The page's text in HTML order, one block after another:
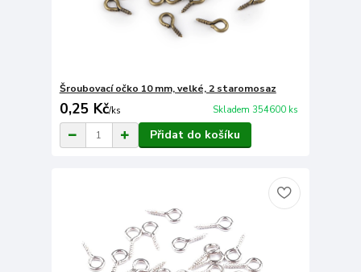
Šroubovací očko 10 mm, velké, 2 staromosaz
0,25 Kč/ks Skladem 354600 ks
Přidat do košíku